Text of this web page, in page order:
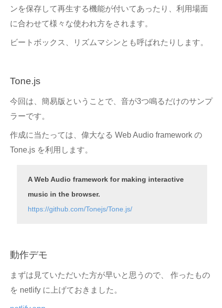
ンを保存して再生する機能が付いてあったり、利用場面
に合わせて様々な使われ方をされます。
ビートボックス、リズムマシンとも呼ばれたりします。
Tone.js
今回は、簡易版ということで、音が3つ鳴るだけのサンプ
ラーです。
作成に当たっては、偉大なる Web Audio framework の
Tone.js を利用します。
A Web Audio framework for making interactive
music in the browser.
https://github.com/Tonejs/Tone.js/
動作デモ
まずは見ていただいた方が早いと思うので、 作ったもの
を netlify に上げておきました。